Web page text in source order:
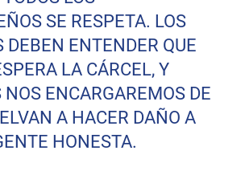
SE RESPETA. LOS
DEBEN ENTENDER QUE
LA CÁRCEL, Y
NOS ENCARGAREMOS DE
A HACER DAÑO A
HONESTA.